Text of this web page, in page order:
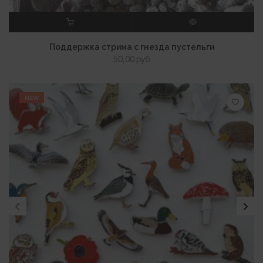
В КОРЗИНУ
Поддержка стрима с гнезда пустельги
50,00 руб
NEW